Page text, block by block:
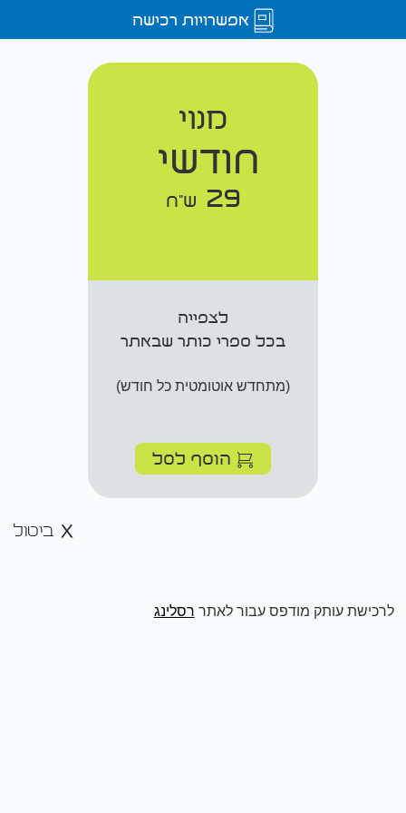
אפשרויות רכישה
מנוי
חודשי
29 ש"ח
לצפייה
בכל ספרי כותר שבאתר
(מתחדש אוטומטית כל חודש)
הוסף לסל
ביטול
לרכישת עותק מודפס עבור לאתר רסלינג